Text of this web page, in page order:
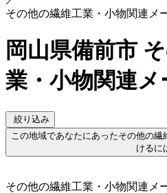
その他の繊維工業・小物関連メ
岡山県備前市
業・小物関連
絞り込み
この地域であなたにあったその他の
けるに
その他の繊維工業・小物関連メ